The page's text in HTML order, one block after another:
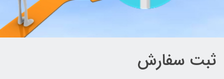
ثبت سفارش